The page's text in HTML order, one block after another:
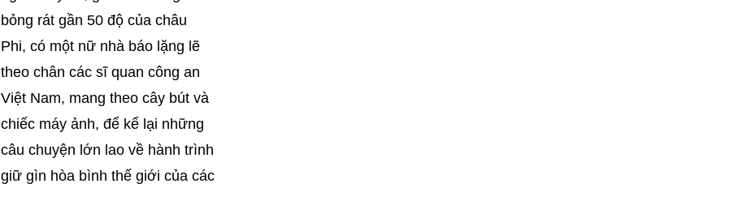
bỏng rát gần 50 độ của châu
Phi, có một nữ nhà báo lặng lẽ
theo chân các sĩ quan công an
Việt Nam, mang theo cây bút và
chiếc máy ảnh, để kể lại những
câu chuyện lớn lao về hành trình
giữ gìn hòa bình thế giới của các